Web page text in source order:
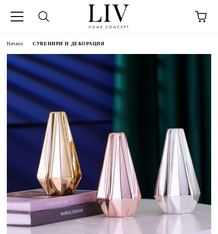
Начало СУВЕНИРИ И ДЕКОРАЦИЯ